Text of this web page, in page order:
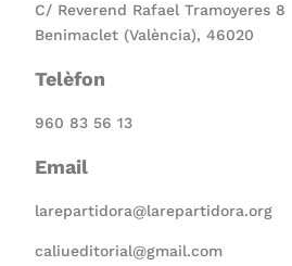
C/ Reverend Rafael Tramoyeres 8
Benimaclet (València), 46020
Telèfon
960 83 56 13
Email
larepartidora@larepartidora.org
caliueditorial@gmail.com